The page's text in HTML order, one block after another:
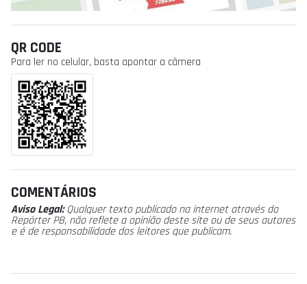
QR CODE
Para ler no celular, basta apontar a câmera
COMENTÁRIOS
Aviso Legal:Qualquer texto publicado na internet através do
Repórter PB, não reflete a opinião deste site ou de seus autores
e é de responsabilidade dos leitores que publicam.